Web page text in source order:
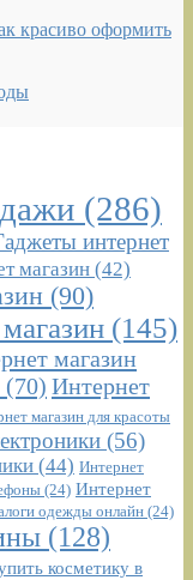
красиво оформить
(286)
интернет
магазин (42)
(90)
(145)
магазин
(70) Интернет
магазин для красоты
(56)
(44) Интернет
(24) Интернет
одежды онлайн(24)
(128)
косметику в